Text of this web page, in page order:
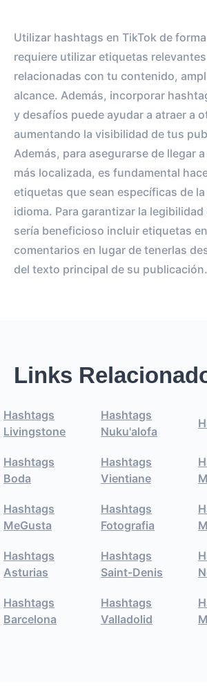
Utilizar hashtags en TikTok de
requiere utilizar etiquetas
relacionadas con tu contenido,
alcance. Además, incorporar
y desafíos puede ayudar a atraer a
aumentando la visibilidad de tus
Además, para asegurarse de llegar
más localizada, es fundamental
etiquetas que sean específicas de
idioma. Para garantizar la
sería beneficioso incluir etiquetas
comentarios en lugar de tenerlas
del texto principal de su publicación.
Links
Hashtags
Livingstone
Hashtags
Nuku'alofa
Hashtags
Boda
Hashtags
Vientiane
Hashtags
MeGusta
Hashtags
Fotografia
Hashtags
Asturias
Hashtags
Saint-Denis
Hashtags
Barcelona
Hashtags
Valladolid